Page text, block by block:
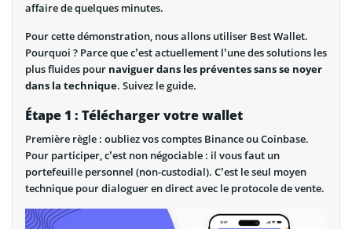
affaire de quelques minutes.
Pour cette démonstration, nous allons utiliser Best Wallet.
Pourquoi ? Parce que c’est actuellement l’une des solutions les
plus fluides pour naviguer dans les préventes sans se noyer
dans la technique. Suivez le guide.
Étape 1 : Télécharger votre wallet
Première règle : oubliez vos comptes Binance ou Coinbase.
Pour participer, c’est non négociable : il vous faut un
portefeuille personnel (non-custodial). C’est le seul moyen
technique pour dialoguer en direct avec le protocole de vente.